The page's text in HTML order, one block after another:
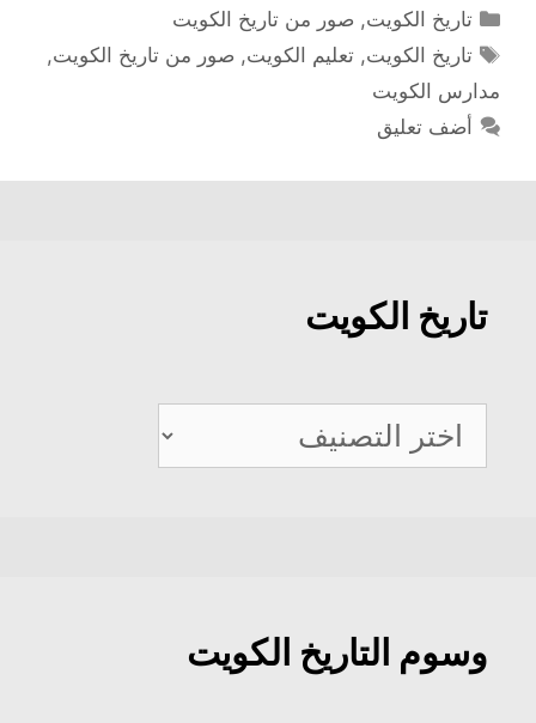
التصنيفات
تاريخ الكويت, صور من تاريخ الكويت
الوسوم
تاريخ الكويت,تعليم الكويت, صور من تاريخ الكويت,
مدارس الكويت
أضف تعليق
تاريخ الكويت
تاريخ
الكويت
وسوم التاريخ الكويت